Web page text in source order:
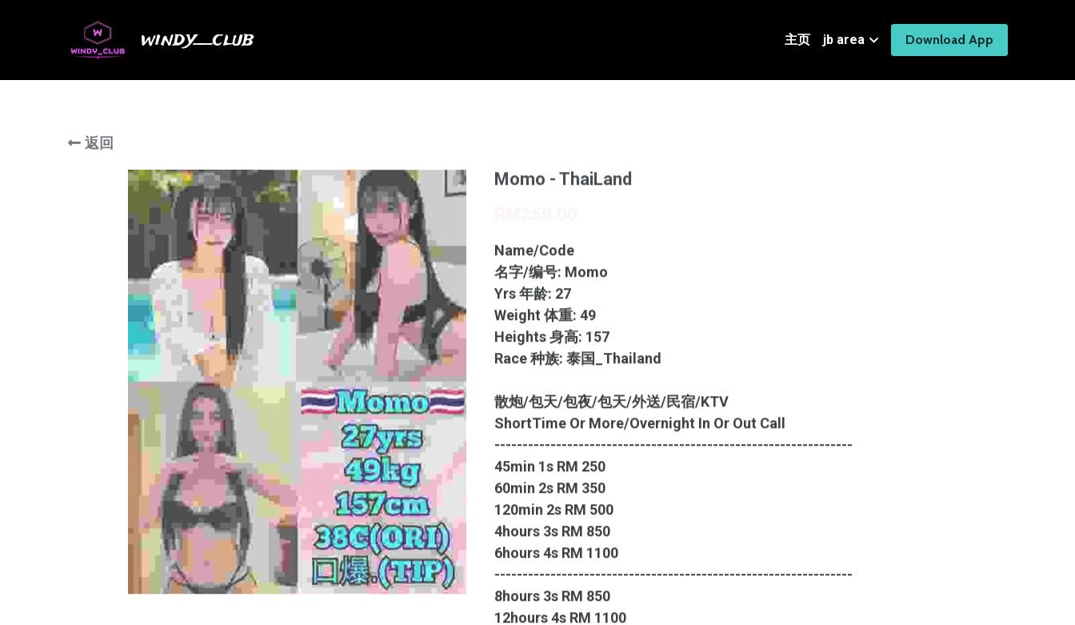
windy__club 主页 jb area Download App
返回
Momo - ThaiLand
Name/Code
名字/编号: Momo
Yrs 年龄: 27
Weight 体重: 49
Heights 身高: 157
Race 种族: 泰国_Thailand
散炮/包天/包夜/包天/外送/民宿/KTV
ShortTime Or More/Overnight In Or Out Call
----------------------------------------------------------------
45min 1s RM 250
60min 2s RM 350
120min 2s RM 500
4hours 3s RM 850
6hours 4s RM 1100
----------------------------------------------------------------
8hours 3s RM 850
12hours 4s RM 1100